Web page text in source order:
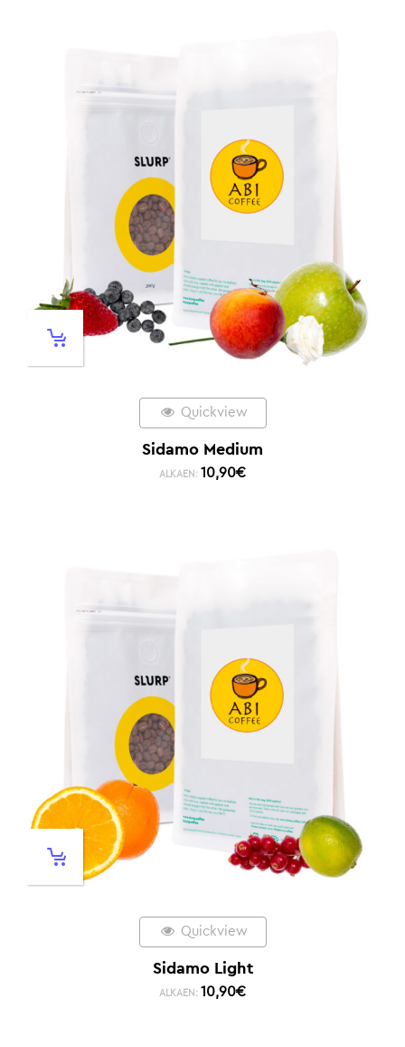
Quickview
Sidamo Medium
ALKAEN: 10,90€
Quickview
Sidamo Light
ALKAEN: 10,90€